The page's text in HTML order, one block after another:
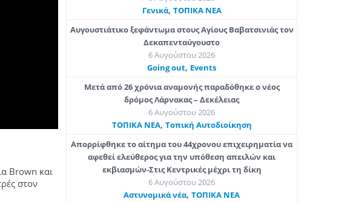
Brown και
στον
Γενικά, ΤΟΠΙΚΑ ΝΕΑ
Αυγουστιάτικο ξεφάντωμα στους Αγίους Βαβατσινιάς τον
Δεκαπενταύγουστο
6 Αυγούστου 2026
Going out, Εvents
Μετά από 26 χρόνια αναμονής παραδόθηκε ο νέος
δρόμος Λάρνακας – Δεκέλειας
6 Αυγούστου 2026
ΤΟΠΙΚΑ ΝΕΑ, Τοπική Αυτοδιοίκηση
Απορρίφθηκε το αίτημα του 44χρονου επιχειρηματία να
αφεθεί ελεύθερος για την υπόθεση απειλών και
εκβιασμών-Στις Κεντρικές μέχρι τη δίκη
6 Αυγούστου 2026
Aστυνομικά νέα,ΤΟΠΙΚΑ ΝΕΑ